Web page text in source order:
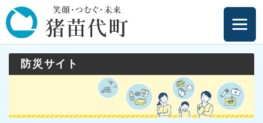
ー
ジ
の
メニューを飛ばして本文へ
防災サイト